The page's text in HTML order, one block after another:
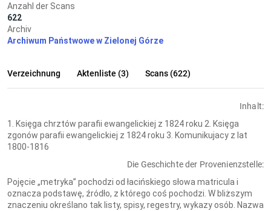
Anzahl der Scans
622
Archiv
Archiwum Państwowe w Zielonej Górze
Verzeichnung Aktenliste (3) Scans (622)
Inhalt:
1. Księga chrztów parafii ewangelickiej z 1824 roku 2. Księga
zgonów parafii ewangelickiej z 1824 roku 3. Komunikujacy z lat
1800-1816
Die Geschichte der Provenienzstelle:
Pojęcie „metryka” pochodzi od łacińskiego słowa matricula i
oznacza podstawę, źródło, z którego coś pochodzi. W bliższym
znaczeniu określano tak listy, spisy, regestry, wykazy osób. Nazwa